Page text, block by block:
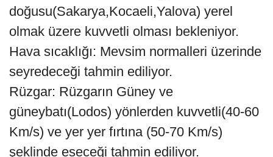
doğusu(Sakarya,Kocaeli,Yalova) yerel
olmak üzere kuvvetli olması bekleniyor.
Hava sıcaklığı: Mevsim normalleri üzerinde
seyredeceği tahmin ediliyor.
Rüzgar: Rüzgarın Güney ve
güneybatı(Lodos) yönlerden kuvvetli(40-60
Km/s) ve yer yer fırtına (50-70 Km/s)
şeklinde eseceği tahmin ediliyor.